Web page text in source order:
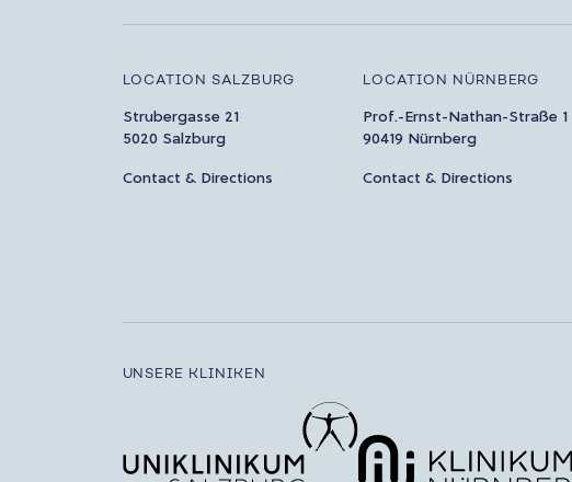
LOCATION SALZBURG
Strubergasse 21
5020 Salzburg
Contact & Directions
LOCATION NÜRNBERG
Prof.-Ernst-Nathan-Straße 1
90419 Nürnberg
Contact & Directions
UNSERE KLINIKEN